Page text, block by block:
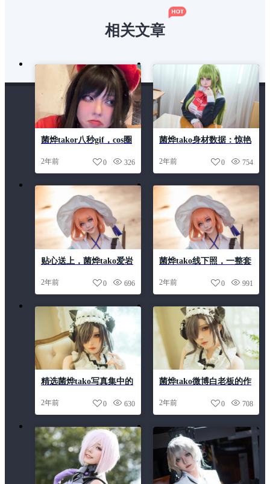
相关文章
菌烨takor八秒gif，cos圈
2年前 326
0
菌烨tako身材数据：惊艳
2年前 754
0
贴心送上，菌烨tako爱岩
2年前 696
0
菌烨tako线下照，一整套
2年前 991
0
精选菌烨tako写真集中的
2年前 630
0
菌烨tako微博白老板的作
河
2年前 708
0